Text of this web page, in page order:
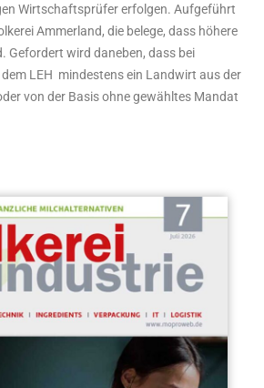
Wirtschaftsprüfer erfolgen. Aufgeführt
Ammerland, die belege, dass höhere
Gefordert wird daneben, dass bei
LEH mindestens ein Landwirt aus der
von der Basis ohne gewähltes Mandat